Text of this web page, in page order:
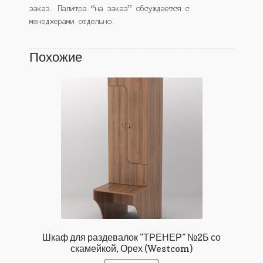
заказ. Палитра “на заказ” обсуждается с
менеджерами отдельно.
Похожие
Шкаф для раздевалок "ТРЕНЕР" №2Б со
скамейкой, Орех (Westcom)